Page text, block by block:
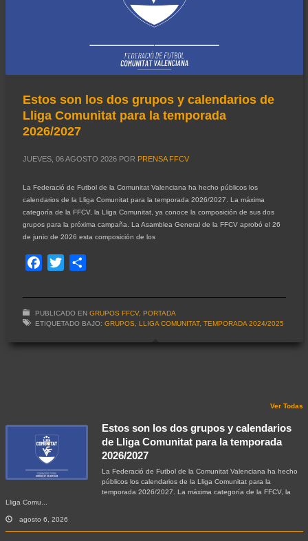
Estos son los dos grupos y calendarios de
Lliga Comunitat para la temporada
2026/2027
JUEVES, 06 AGOSTO 2026 POR PRENSA FFCV
La Federació de Futbol de la Comunitat Valenciana ha hecho públicos los
calendarios de la Lliga Comunitat para la temporada 2026/2027. La máxima
categoría de la FFCV, la Lliga Comunitat, ya conoce la composición de sus dos
grupos para la próxima campaña. La Asamblea General de la FFCV aprobó el 26
de junio de 2026 esta composición de los
Facebook
Twitter
PUBLICADO EN GRUPOS FFCV, PORTADA
ETIQUETADO BAJO: GRUPOS LLIGA COMUNITAT, TEMPORADA 2024/2025
Ver Todas
Estos son los dos grupos y calendarios
de Lliga Comunitat para la temporada
2026/2027
La Federació de Futbol de la Comunitat Valenciana ha hecho
públicos los calendarios de la Lliga Comunitat para la
temporada 2026/2027. La máxima categoría de la FFCV, la
Lliga Comu...
agosto 6, 2026